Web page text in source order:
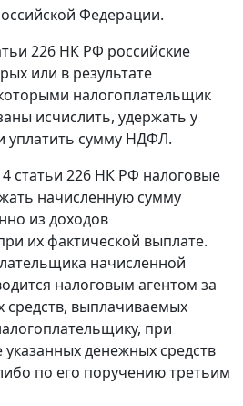
Федерации.
226 НК РФ российские
или в результате
налогоплательщик
исчислить, удержать у
уплатить сумму НДФЛ.
статьи 226 НК РФ налоговые
начисленную сумму
из доходов
их фактической выплате.
начисленной
налоговым агентом за
выплачиваемых
при
денежных средств
по его поручению третьим